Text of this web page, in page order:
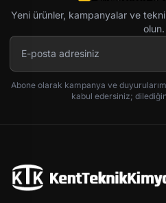
Yeni ürünler, kampanyalar ve
olun.
Abone olarak kampanya ve
kabul edersiniz;